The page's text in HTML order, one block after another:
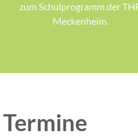
zum Schulprogramm der
Meckenheim.
Termine